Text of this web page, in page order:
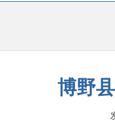
博野